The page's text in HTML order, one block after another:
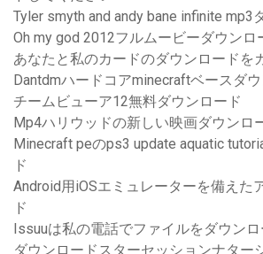
Tyler smyth and andy bane infinite mp3
Oh my god 2012フルムービーダウンロ
あなたと私のカードのダウンロードを
Dantdmハードコアminecraftベースダ
チームビューア12無料ダウンロード
Mp4ハリウッドの新しい映画ダウンロ
Minecraft peのps3 update aquatic
ド
Android用iOSエミュレーターを備えた
ド
Issuuは私の電話でファイルをダウン
ダウンロードスターセッションナター